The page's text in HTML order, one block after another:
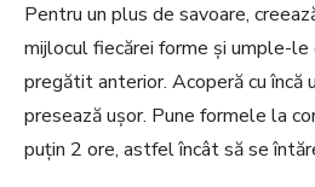
Pentru un plus de savoare,
mijlocul fiecărei forme și umple-le
pregătit anterior. Acoperă cu încă
presează ușor. Pune formele la
puțin 2 ore, astfel încât să se